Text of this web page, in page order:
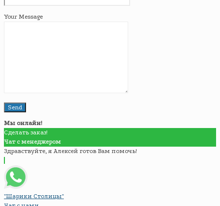
Your Message
Мы онлайн!
Сделать заказ!
Чат с менеджером
Здравствуйте, я Алексей готов Вам помочь!
"Шарики Столицы"